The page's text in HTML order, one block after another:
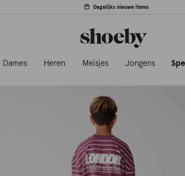
Dagelijks nieuwe items
Dames Heren Meisjes Jongens